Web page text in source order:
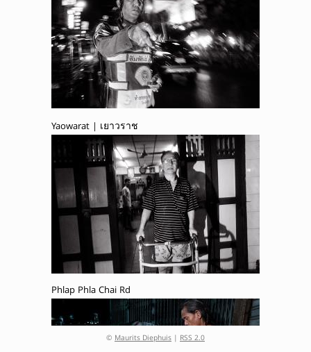
Yaowarat | เยาวราช
Phlap Phla Chai Rd
© Maurits Diephuis | RSS 2.0